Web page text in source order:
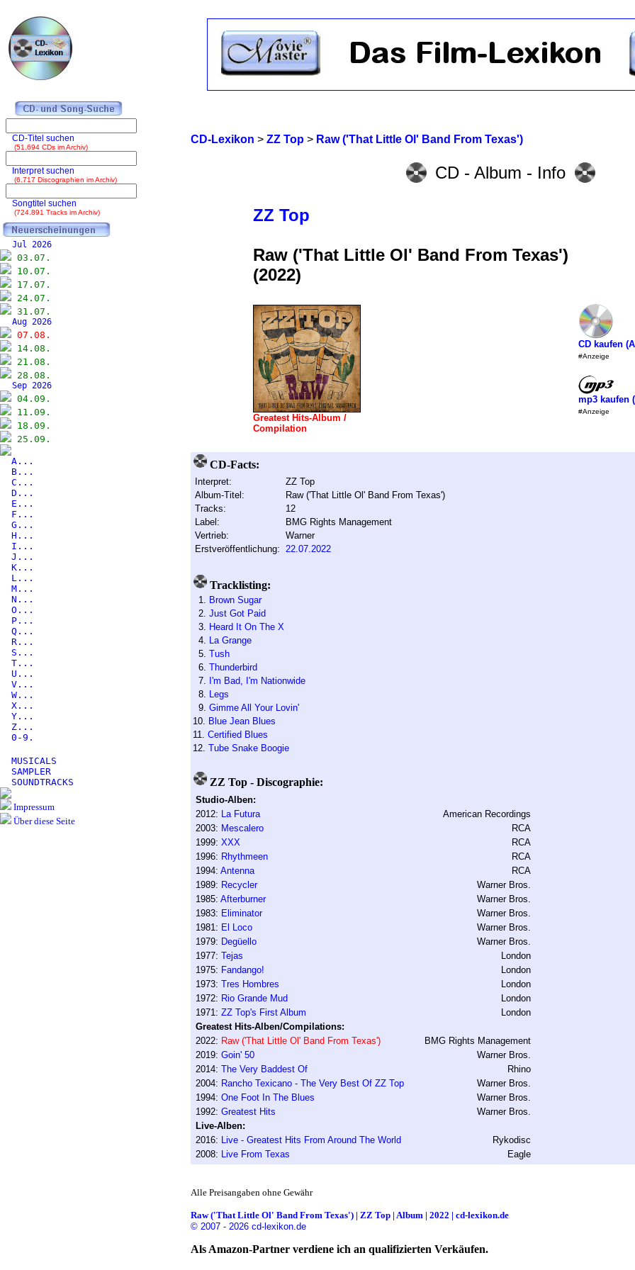
CD-Lexikon > ZZ Top> Raw ('That Little Ol' Band From Texas')
CD - Album - Info
ZZ Top
Raw ('That Little Ol' Band From Texas')
(2022)
Greatest Hits-Album /
Compilation
CD kaufen
#Anzeige
mp3 kaufen
#Anzeige
CD-Facts:
Interpret:
ZZ Top
Album-Titel:
Raw ('That Little Ol' Band From Texas')
Tracks:
12
Label:
BMG Rights Management
Vertrieb:
Warner
Erstveröffentlichung: 22.07.2022
Tracklisting:
1. Brown Sugar
2. Just Got Paid
3. Heard It On The X
4. La Grange
5. Tush
6. Thunderbird
7. I'm Bad, I'm Nationwide
8. Legs
9. Gimme All Your Lovin'
10. Blue Jean Blues
11. Certified Blues
12. Tube Snake Boogie
ZZ Top - Discographie:
Studio-Alben:
2012: La Futura
American Recordings
2003: Mescalero
RCA
1999: XXX
RCA
1996: Rhythmeen
RCA
1994: Antenna
RCA
1989: Recycler
Warner Bros.
1985: Afterburner
Warner Bros.
1983: Eliminator
Warner Bros.
1981: El Loco
Warner Bros.
1979: Degüello
Warner Bros.
1977: Tejas
London
1975: Fandango!
London
1973: Tres Hombres
London
1972: Rio Grande Mud
London
1971: ZZ Top's First Album
London
Greatest Hits-Alben/Compilations:
2022: Raw ('That Little Ol' Band From Texas')
BMG Rights Management
2019: Goin' 50
Warner Bros.
2014: The Very Baddest Of
Rhino
2004: Rancho Texicano - The Very Best Of ZZ Top
Warner Bros.
1994: One Foot In The Blues
Warner Bros.
1992: Greatest Hits
Warner Bros.
Live-Alben:
2016: Live - Greatest Hits From Around The World
Rykodisc
2008: Live From Texas Eagle
Alle Preisangaben ohne Gewähr
Raw ('That Little Ol' Band From Texas') | ZZ Top | Album | 2022 | cd-lexikon.de
© 2007 - 2026 cd-lexikon.de
Als Amazon-Partner verdiene ich an qualifizierten Verkäufen.
CD-Titel suchen
(51.694 CDs im Archiv)
Interpret suchen
(6.717 Discographien im Archiv)
Songtitel suchen
(724.891 Tracks im Archiv)
Jul 2026
03.07.
10.07.
17.07.
24.07.
31.07.
Aug 2026
07.08.
14.08.
21.08.
28.08.
Sep 2026
04.09.
11.09.
18.09.
25.09.
A...
B...
C...
D...
E...
F...
G...
H...
I...
J...
K...
L...
M...
N...
O...
P...
Q...
R...
S...
T...
U...
V...
W...
X...
Y...
Z...
0-9.
MUSICALS
SAMPLER
SOUNDTRACKS
Impressum
Über diese Seite